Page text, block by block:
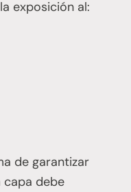
exposición al:
de garantizar
capa debe